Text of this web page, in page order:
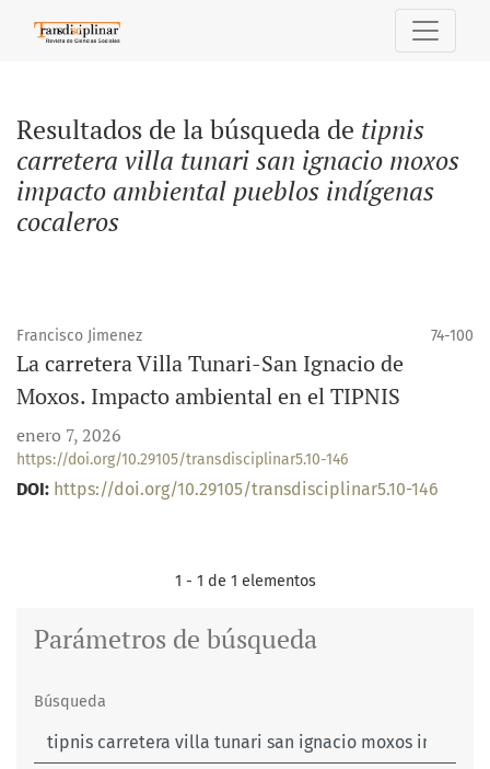
Resultados de la búsqueda de tipnis
carretera villa tunari san ignacio moxos
impacto ambiental pueblos indígenas
cocaleros
Francisco Jimenez 74-100
La carretera Villa Tunari-San Ignacio de
Moxos. Impacto ambiental en el TIPNIS
enero 7, 2026
https://doi.org/10.29105/transdisciplinar5.10-146
DOI: https://doi.org/10.29105/transdisciplinar5.10-146
1 - 1 de 1 elementos
Parámetros de búsqueda
Búsqueda